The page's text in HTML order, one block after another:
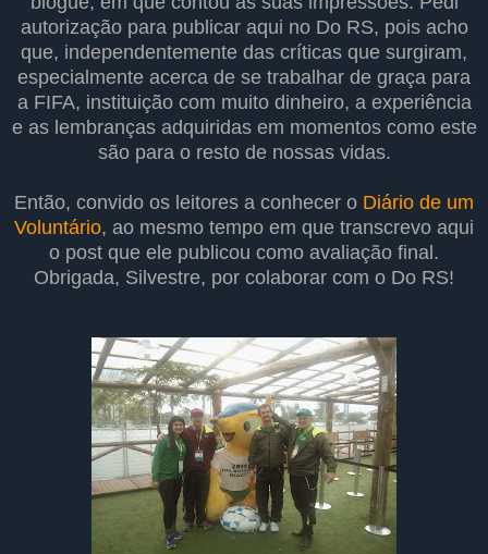
autorização para publicar aqui no Do RS, pois acho
que, independentemente das críticas que surgiram,
especialmente acerca de se trabalhar de graça para
a FIFA, instituição com muito dinheiro, a experiência
e as lembranças adquiridas em momentos como este
são para o resto de nossas vidas.
Então, convido os leitores a conhecer o Diário de um
Voluntário, ao mesmo tempo em que transcrevo aqui
o post que ele publicou como avaliação final.
Obrigada, Silvestre, por colaborar com o Do RS!